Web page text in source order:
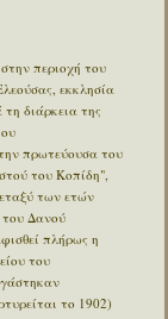
περιοχή του
εκκλησία
διάρκεια της
πρωτεύουσα του
του Κοπίδη",
των ετών
του Δανού
πλήρως η
του
το 1902)